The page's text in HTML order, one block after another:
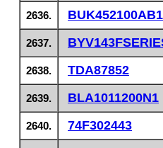
2636. BUK452100AB1
2637.
2638. TDA87852
2639. BLA1011200N1
2640. 74F302443